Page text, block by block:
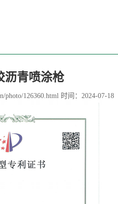
沥青喷涂枪
photo/126360.html 时间：2024-07-18